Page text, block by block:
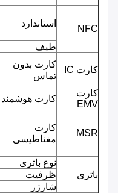
NFC
استاندارد
طیف
کارت IC
کارت بدون
تماس
کارت
EMV
کارت هوشمند
MSR
کارت
مغناطیسی
باتری
نوع باتری
ظرفیت
شارژر